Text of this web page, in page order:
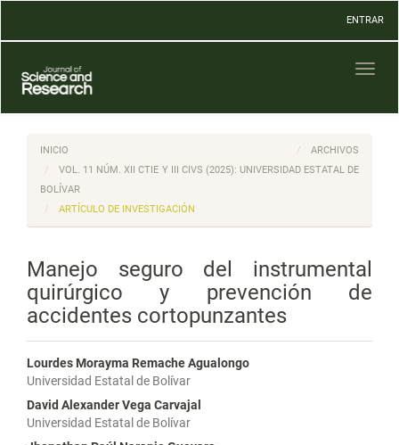
Contenido
Barra
lateral
ENTRAR
INICIO
ARCHIVOS
VOL. 11 NÚM. XII CTIE Y III CIVS (2025): UNIVERSIDAD ESTATAL DE
BOLÍVAR
ARTÍCULO DE INVESTIGACIÓN
Manejo seguro del instrumental
quirúrgico y prevención de
accidentes cortopunzantes
Lourdes Morayma Remache Agualongo
Universidad Estatal de Bolívar
David Alexander Vega Carvajal
Universidad Estatal de Bolívar